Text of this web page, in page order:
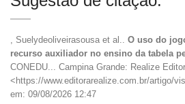
, Suelydeoliveirasousa et al.. O uso do
recurso auxiliador no ensino da tabela
CONEDU... Campina Grande: Realize
<https://www.editorarealize.com.br/artigo/
em: 09/08/2026 12:47